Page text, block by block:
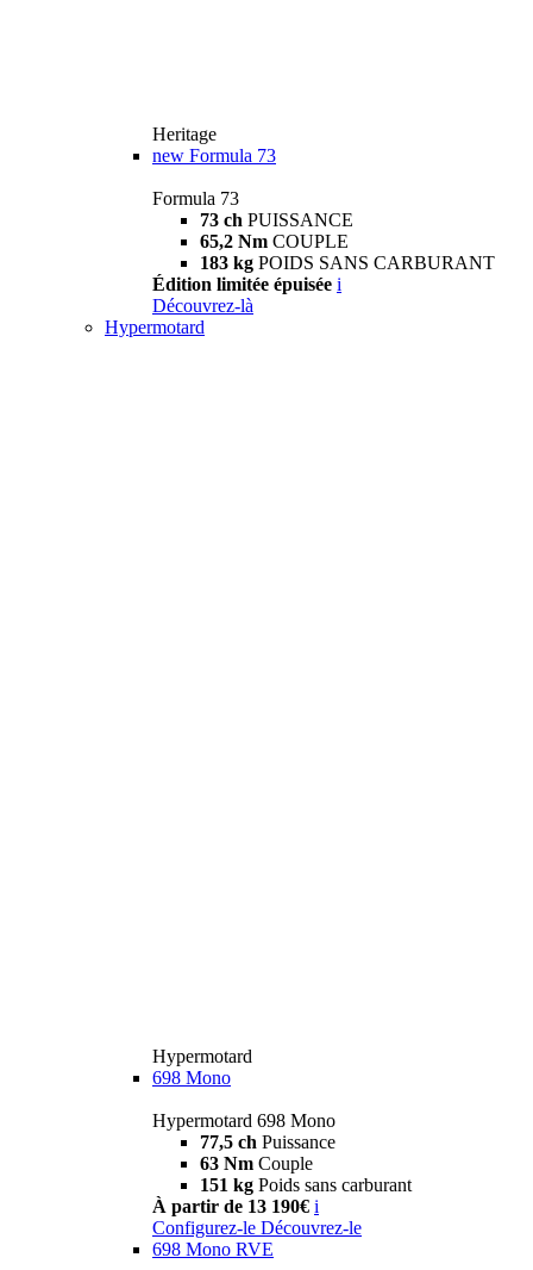
Heritage
new Formula 73
Formula 73
73 ch PUISSANCE
65,2 Nm COUPLE
183 kg POIDS SANS CARBURANT
Édition limitée épuisée i
Découvrez-là
Hypermotard
Hypermotard
698 Mono
Hypermotard 698 Mono
77,5 ch Puissance
63 Nm Couple
151 kg Poids sans carburant
À partir de 13 190€ i
Configurez-le Découvrez-le
698 Mono RVE